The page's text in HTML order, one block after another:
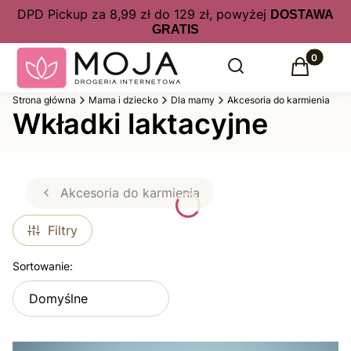
DPD Pickup za 8,99 zł do 129 zł, powyżej DOSTAWA
GRATIS
Otwórz wyszukiwarkę
Szukaj Produkty
Koszyk
Strona główna Mama i dziecko Dla mamy Akcesoria do karmienia
Wkładki laktacyjne
Akcesoria do karmienia
Filtry
Lista produktów
Sortowanie:
Domyślne